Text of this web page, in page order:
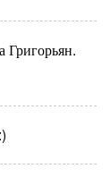
Григорьян.